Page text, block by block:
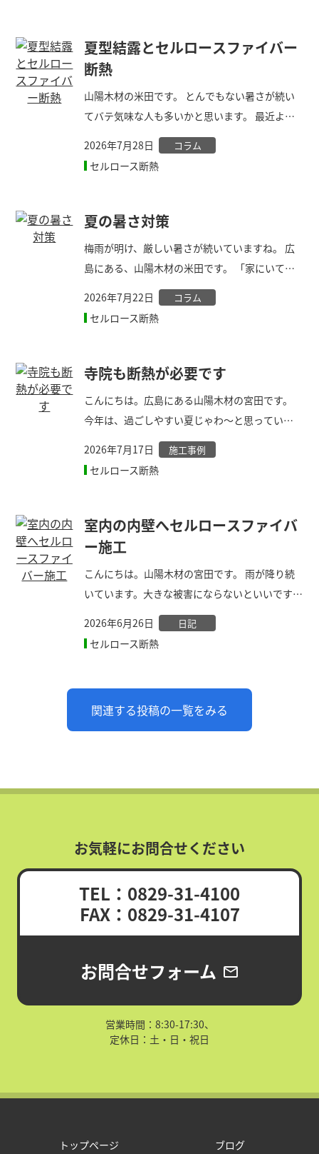
迷惑をおかけいたしますが、ご理解賜りますよ
うお願い申し上
夏型結露とセルロースファイバー
断熱
山陽木材の米田です。 とんでもない暑さが続い
てバテ気味な人も多いかと思います。 最近よく
耳にするのが【夏型結露】 結露と言えば冬の窓
にできるもの、夏に結露って これ、壁や屋根の
中の話 国の基準は冬の事を考えて作られている
断熱材を使う場合 冬、壁の中に湿気が入らない
ります。 水蒸気は湿度が低い方へ移動しますの
で
2026年7月28日 コラム
セルロース断熱
夏の暑さ対策
梅雨が明け、厳しい暑さが続いていますね。 広
島にある、山陽木材の米田です。 「家にいても
なんだか暑い…」と感じる原因のほとんどは、
「窓」と「天井（屋根）」から入ってくる熱に
あります。 今回は、今すぐできる対策と、家づ
暑さ対策は「外側で遮る」のが正解！ 窓から入
ても、室外でカットすれば大幅に抑えられます。
DI
2026年7月22日 コラム
セルロース断熱
寺院も断熱が必要です
こんにちは。広島にある山陽木材の宮田です。
今年は、過ごしやすい夏じゃわ～と思っていた
ら、全くの思い違いでした💦 とてつもなく暑い
日がつづいていますが体調崩されていません
か？ 広島の東部にあるお寺へデコスセルロース
なお寺で、冬は暖房が効きにくく寒い❄️、夏は大
きな屋根で日差しを全面に受けて熱々になり冷
断熱のご依頼
2026年7月17日 施工事例
セルロース断熱
室内の内壁へセルロースファイバ
ー施工
こんにちは。山陽木材の宮田です。 雨が降り続
いています。大きな被害にならないといいです
が。皆様お気をつけくださいね。 新築のお家で
内壁にもデコスセルロースファイバー断熱を採
用していただき、施工に行って来ました。 お施
音効果のあるセルロースを内壁三方向に施工し
ました。 こちらのお家では屋根と壁にもセルロ
ース断熱を施工させていただいているので、この
2026年6月26日 日記
セルロース断熱
関連する投稿の一覧をみる
お気軽にお問合せください
TEL：0829-31-4100
FAX：0829-31-4107
お問合せフォーム mail_outline
営業時間：8:30-17:30、
定休日：土・日・祝日
トップページ ブログ